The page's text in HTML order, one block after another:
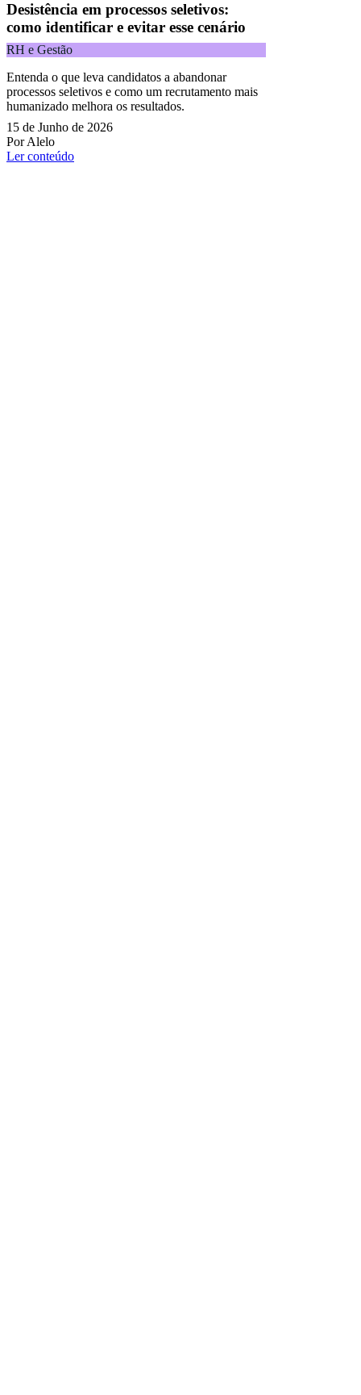
Desistência em processos seletivos:
como identificar e evitar esse cenário
RH e Gestão
Entenda o que leva candidatos a abandonar
processos seletivos e como um recrutamento mais
humanizado melhora os resultados.
15 de Junho de 2026
Por Alelo
Ler conteúdo